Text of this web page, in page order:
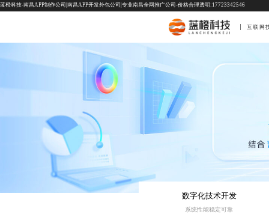
蓝橙科技-南昌APP制作公司|南昌APP开发外包公司|专业南昌全网推广公司-价格合理透明:17723342546
互联网
数字化技术开发
系统性能稳定可靠